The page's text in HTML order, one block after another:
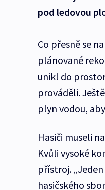
pod ledovou
Co přesně se
plánované
unikl do
prováděli.
plyn vodou,
Hasiči museli
Kvůli vysoké
přístroj.
hasičského